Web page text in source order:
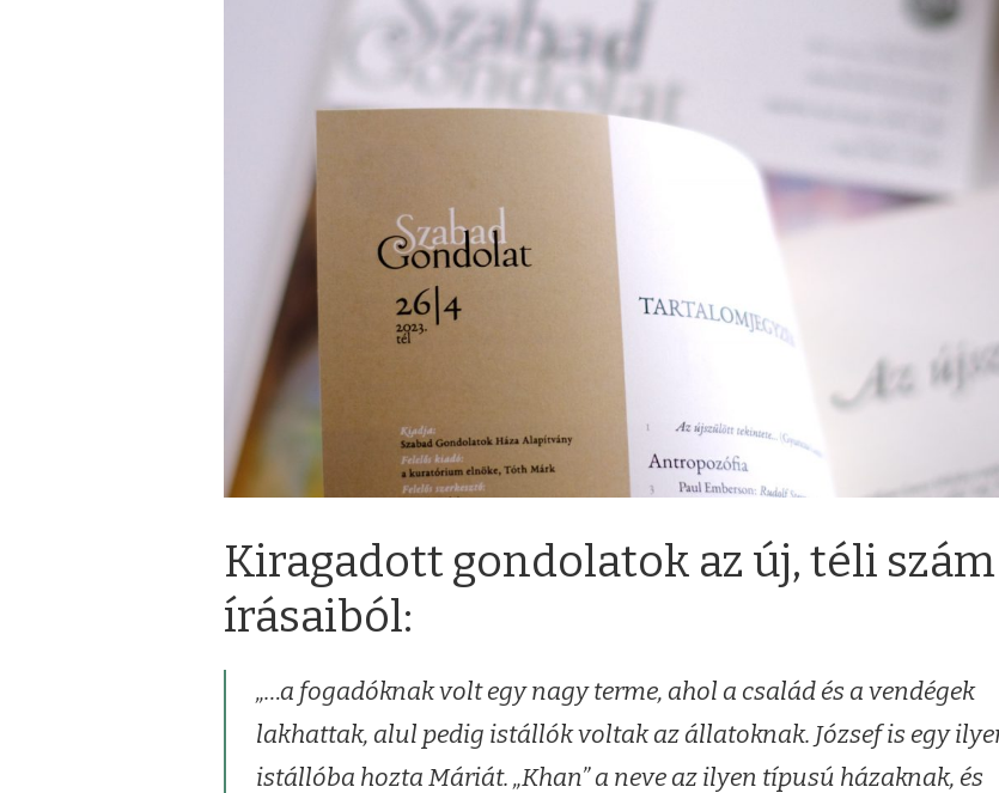
Kiragadott gondolatok az új, téli szám
írásaiból:
„…a fogadóknak volt egy nagy terme, ahol a család és a vendégek
lakhattak, alul pedig istállók voltak az állatoknak. József is egy
istállóba hozta Máriát. „Khan” a neve az ilyen típusú házaknak, és